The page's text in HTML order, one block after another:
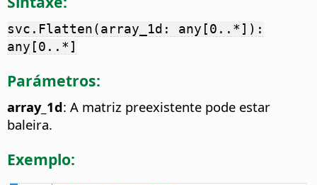
svc.Flatten(array_1d: any[0..*]):
any[0..*]
Parámetros:
array_1d: A matriz preexistente pode estar
baleira.
Exemplo: